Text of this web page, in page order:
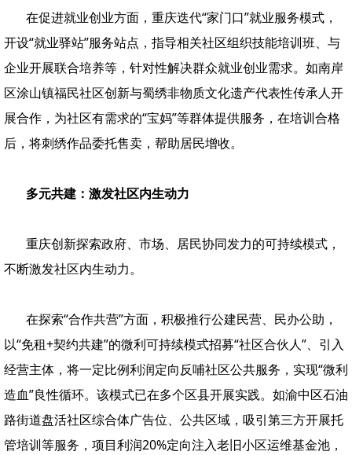
在促进就业创业方面，重庆迭代“家门口”就业服务模式，
开设“就业驿站”服务站点，指导相关社区组织技能培训班、与
企业开展联合培养等，针对性解决群众就业创业需求。如南岸
区涂山镇福民社区创新与蜀绣非物质文化遗产代表性传承人开
展合作，为社区有需求的“宝妈”等群体提供服务，在培训合格
后，将刺绣作品委托售卖，帮助居民增收。
多元共建：激发社区内生动力
重庆创新探索政府、市场、居民协同发力的可持续模式，
不断激发社区内生动力。
在探索“合作共营”方面，积极推行公建民营、民办公助，
以“免租+契约共建”的微利可持续模式招募“社区合伙人”、引入
经营主体，将一定比例利润定向反哺社区公共服务，实现“微利
造血”良性循环。该模式已在多个区县开展实践。如渝中区石油
路街道盘活社区综合体广告位、公共区域，吸引第三方开展托
管培训等服务，项目利润20%定向注入老旧小区运维基金池，